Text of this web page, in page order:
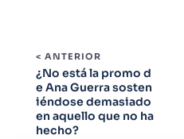
< ANTERIOR
¿No está la promo d
e Ana Guerra sosten
iéndose demasiado
en aquello que no ha
hecho?